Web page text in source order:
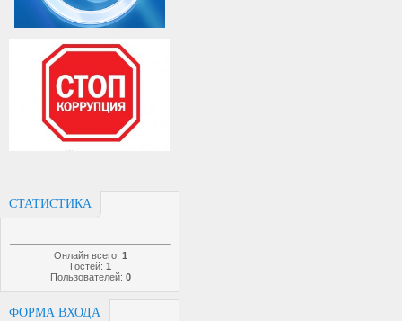
СТАТИСТИКА
Онлайн всего: 1
Гостей: 1
Пользователей: 0
ФОРМА ВХОДА